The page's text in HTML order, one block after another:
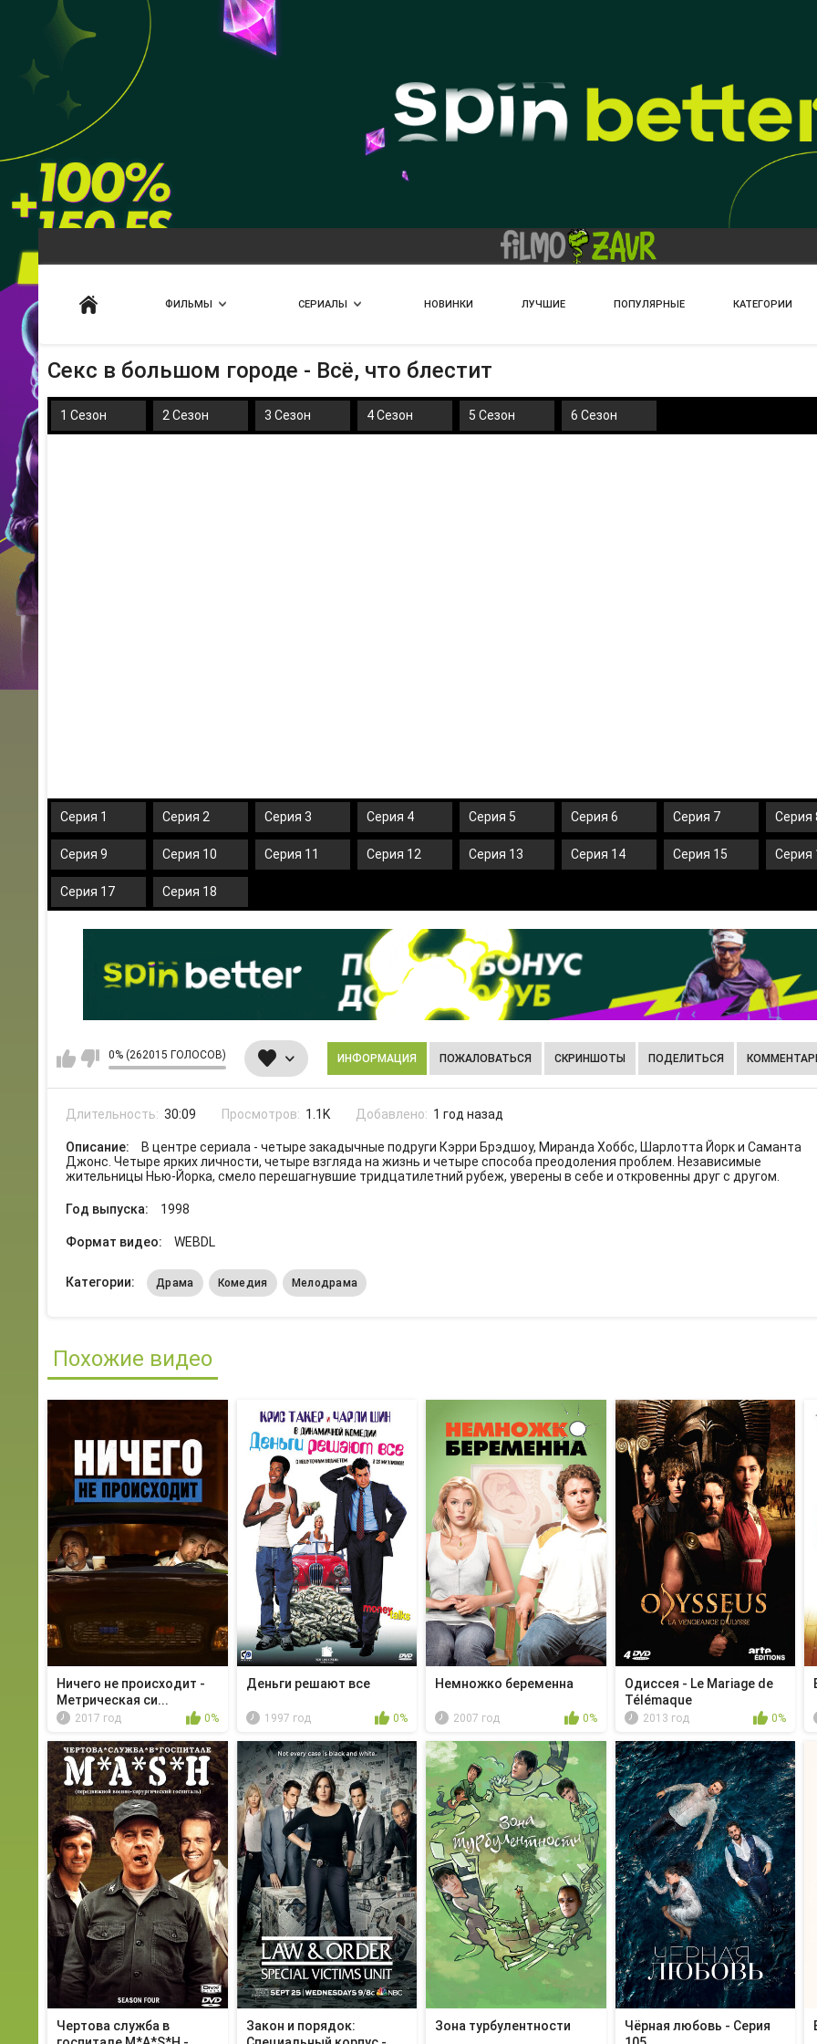
ФИЛЬМЫ СЕРИАЛЫ НОВИНКИ ЛУЧШИЕ ПОПУЛЯРНЫЕ КАТЕГОРИИ
Секс в большом городе - Всё, что блестит
1 Сезон 2 Сезон 3 Сезон 4 Сезон 5 Сезон 6 Сезон
Серия 1 Серия 2 Серия 3 Серия 4 Серия 5 Серия 6 Серия 7 Серия
Серия 9 Серия 10 Серия 11 Серия 12 Серия 13 Серия 14 Серия 15 Серия
Серия 17 Серия 18
0% (262015 ГОЛОСОВ) ИНФОРМАЦИЯ ПОЖАЛОВАТЬСЯ СКРИНШОТЫ ПОДЕЛИТЬСЯ
Длительность: 30:09 Просмотров: 1.1K Добавлено: 1 год назад
Описание:
В центре сериала - четыре закадычные подруги Кэрри Брэдшоу, Миранда Хоббс, Шарлотта Йорк и Саманта
Джонс. Четыре ярких личности, четыре взгляда на жизнь и четыре способа преодоления проблем. Независимые
жительницы Нью-Йорка, смело перешагнувшие тридцатилетний рубеж, уверены в себе и откровенны друг с другом.
Год выпуска: 1998
Формат видео: WEBDL
Категории: Драма Комедия Мелодрама
Похожие видео
Ничего не происходит -
Метрическая си...
2017 год 0%
Деньги решают все
1997 год 0%
Немножко беременна
2007 год 0%
Одиссея - Le Mariage de
Télémaque
2013 год 0%
Чертова служба в
Закон и порядок:
Зона турбулентности
Чёрная любовь - Серия